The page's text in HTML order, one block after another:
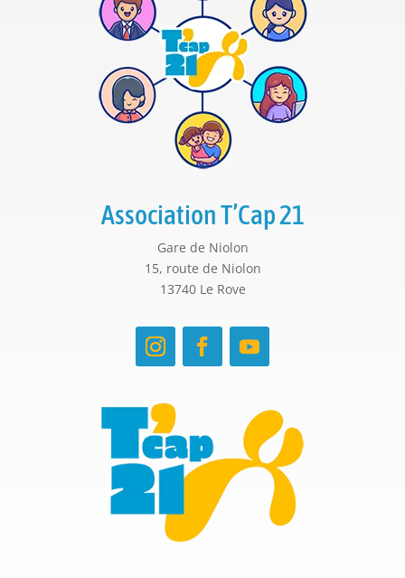
Association T’Cap 21
Gare de Niolon
15, route de Niolon
13740 Le Rove